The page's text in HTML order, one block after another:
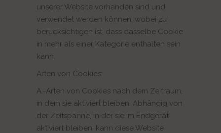
unserer Website vorhanden sind und
verwendet werden können, wobei zu
berücksichtigen ist, dass dasselbe Cookie
in mehr als einer Kategorie enthalten sein
kann.
Arten von Cookies:
A.-Arten von Cookies nach dem Zeitraum,
in dem sie aktiviert bleiben. Abhängig von
der Zeitspanne, in der sie im Endgerät
aktiviert bleiben, kann diese Website